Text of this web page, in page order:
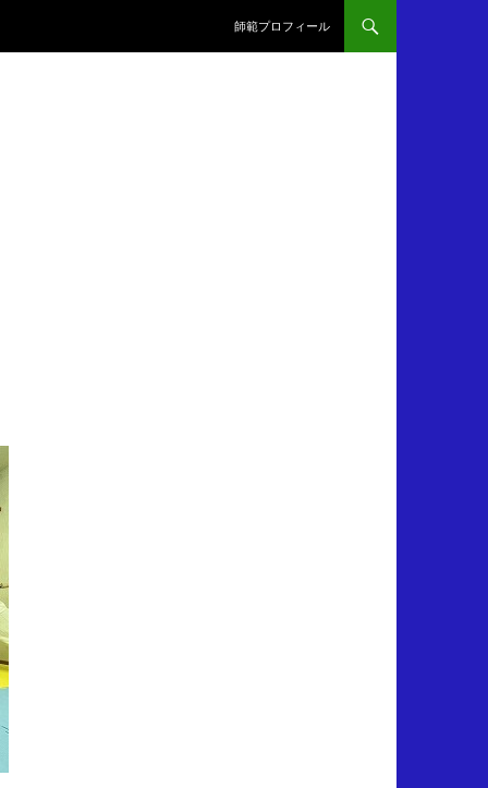
師範プロフィール